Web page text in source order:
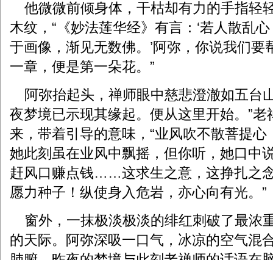
他微微前倾身体，干枯却有力的手指轻
木纹，“《妙法莲华经》有言：‘若人散乱
于画像，渐见无数佛。’阿弥，你说我们要
一章，便是第一朵花。”
阿弥抬起头，禅师眼中慈悲澄澈如五台
夜梦境已示现其缘起。便从这里开始。”
来，带着引导的意味，“业风吹不散菩提
她此刻虽在业风中飘摇，但你听，她口中
赶风口赚点钱……这求生之意，这挣扎之
愿力种子！纵使身入危岩，亦心向有光。”
窗外，一抹极淡极淡的绯红刺破了最浓
的天际。阿弥深吸一口气，冰凉的空气混